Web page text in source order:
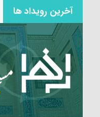
آخرین رویداد ها